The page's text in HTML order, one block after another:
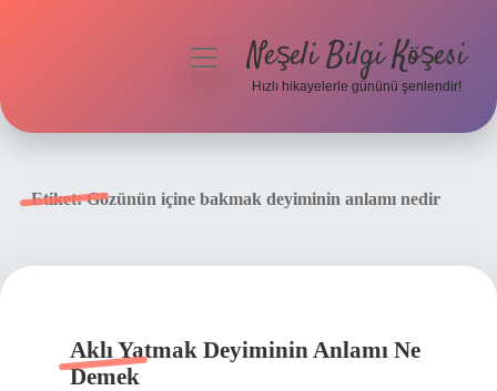
menüyüNeşeli Bilgi Köşesi
Hızlı hikayelerle gününü şenlendir!
Etiket:Gözünün içine bakmak deyiminin anlamı nedir
Aklı Yatmak Deyiminin Anlamı Ne
Demek